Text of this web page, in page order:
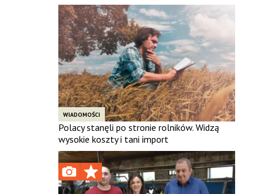
WIADOMOŚCI
Polacy stanęli po stronie rolników. Widzą
wysokie koszty i tani import